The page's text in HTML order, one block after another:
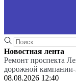
Новостная лента
Ремонт проспекта
дорожной кампании-
08.08.2026 12:40